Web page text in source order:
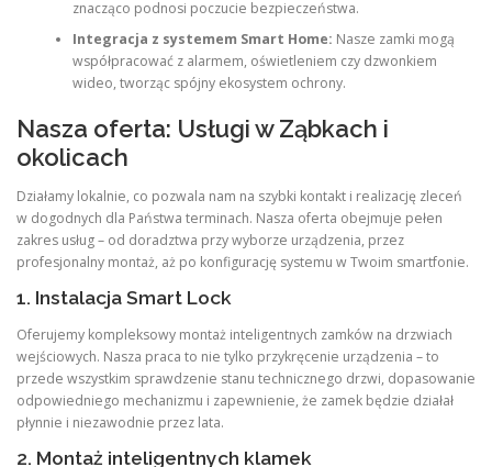
znacząco podnosi poczucie bezpieczeństwa.
Integracja z systemem Smart Home: Nasze zamki mogą
współpracować z alarmem, oświetleniem czy dzwonkiem
wideo, tworząc spójny ekosystem ochrony.
Nasza oferta: Usługi w Ząbkach i
okolicach
Działamy lokalnie, co pozwala nam na szybki kontakt i realizację zleceń
w dogodnych dla Państwa terminach. Nasza oferta obejmuje pełen
zakres usług – od doradztwa przy wyborze urządzenia, przez
profesjonalny montaż, aż po konfigurację systemu w Twoim smartfonie.
1. Instalacja Smart Lock
Oferujemy kompleksowy montaż inteligentnych zamków na drzwiach
wejściowych. Nasza praca to nie tylko przykręcenie urządzenia – to
przede wszystkim sprawdzenie stanu technicznego drzwi, dopasowanie
odpowiedniego mechanizmu i zapewnienie, że zamek będzie działał
płynnie i niezawodnie przez lata.
2. Montaż inteligentnych klamek